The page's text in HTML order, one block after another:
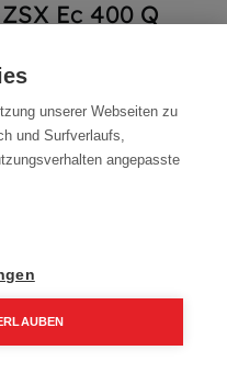
Ec 400 Q
unserer Webseiten zu
und Surfverlaufs,
angepasste